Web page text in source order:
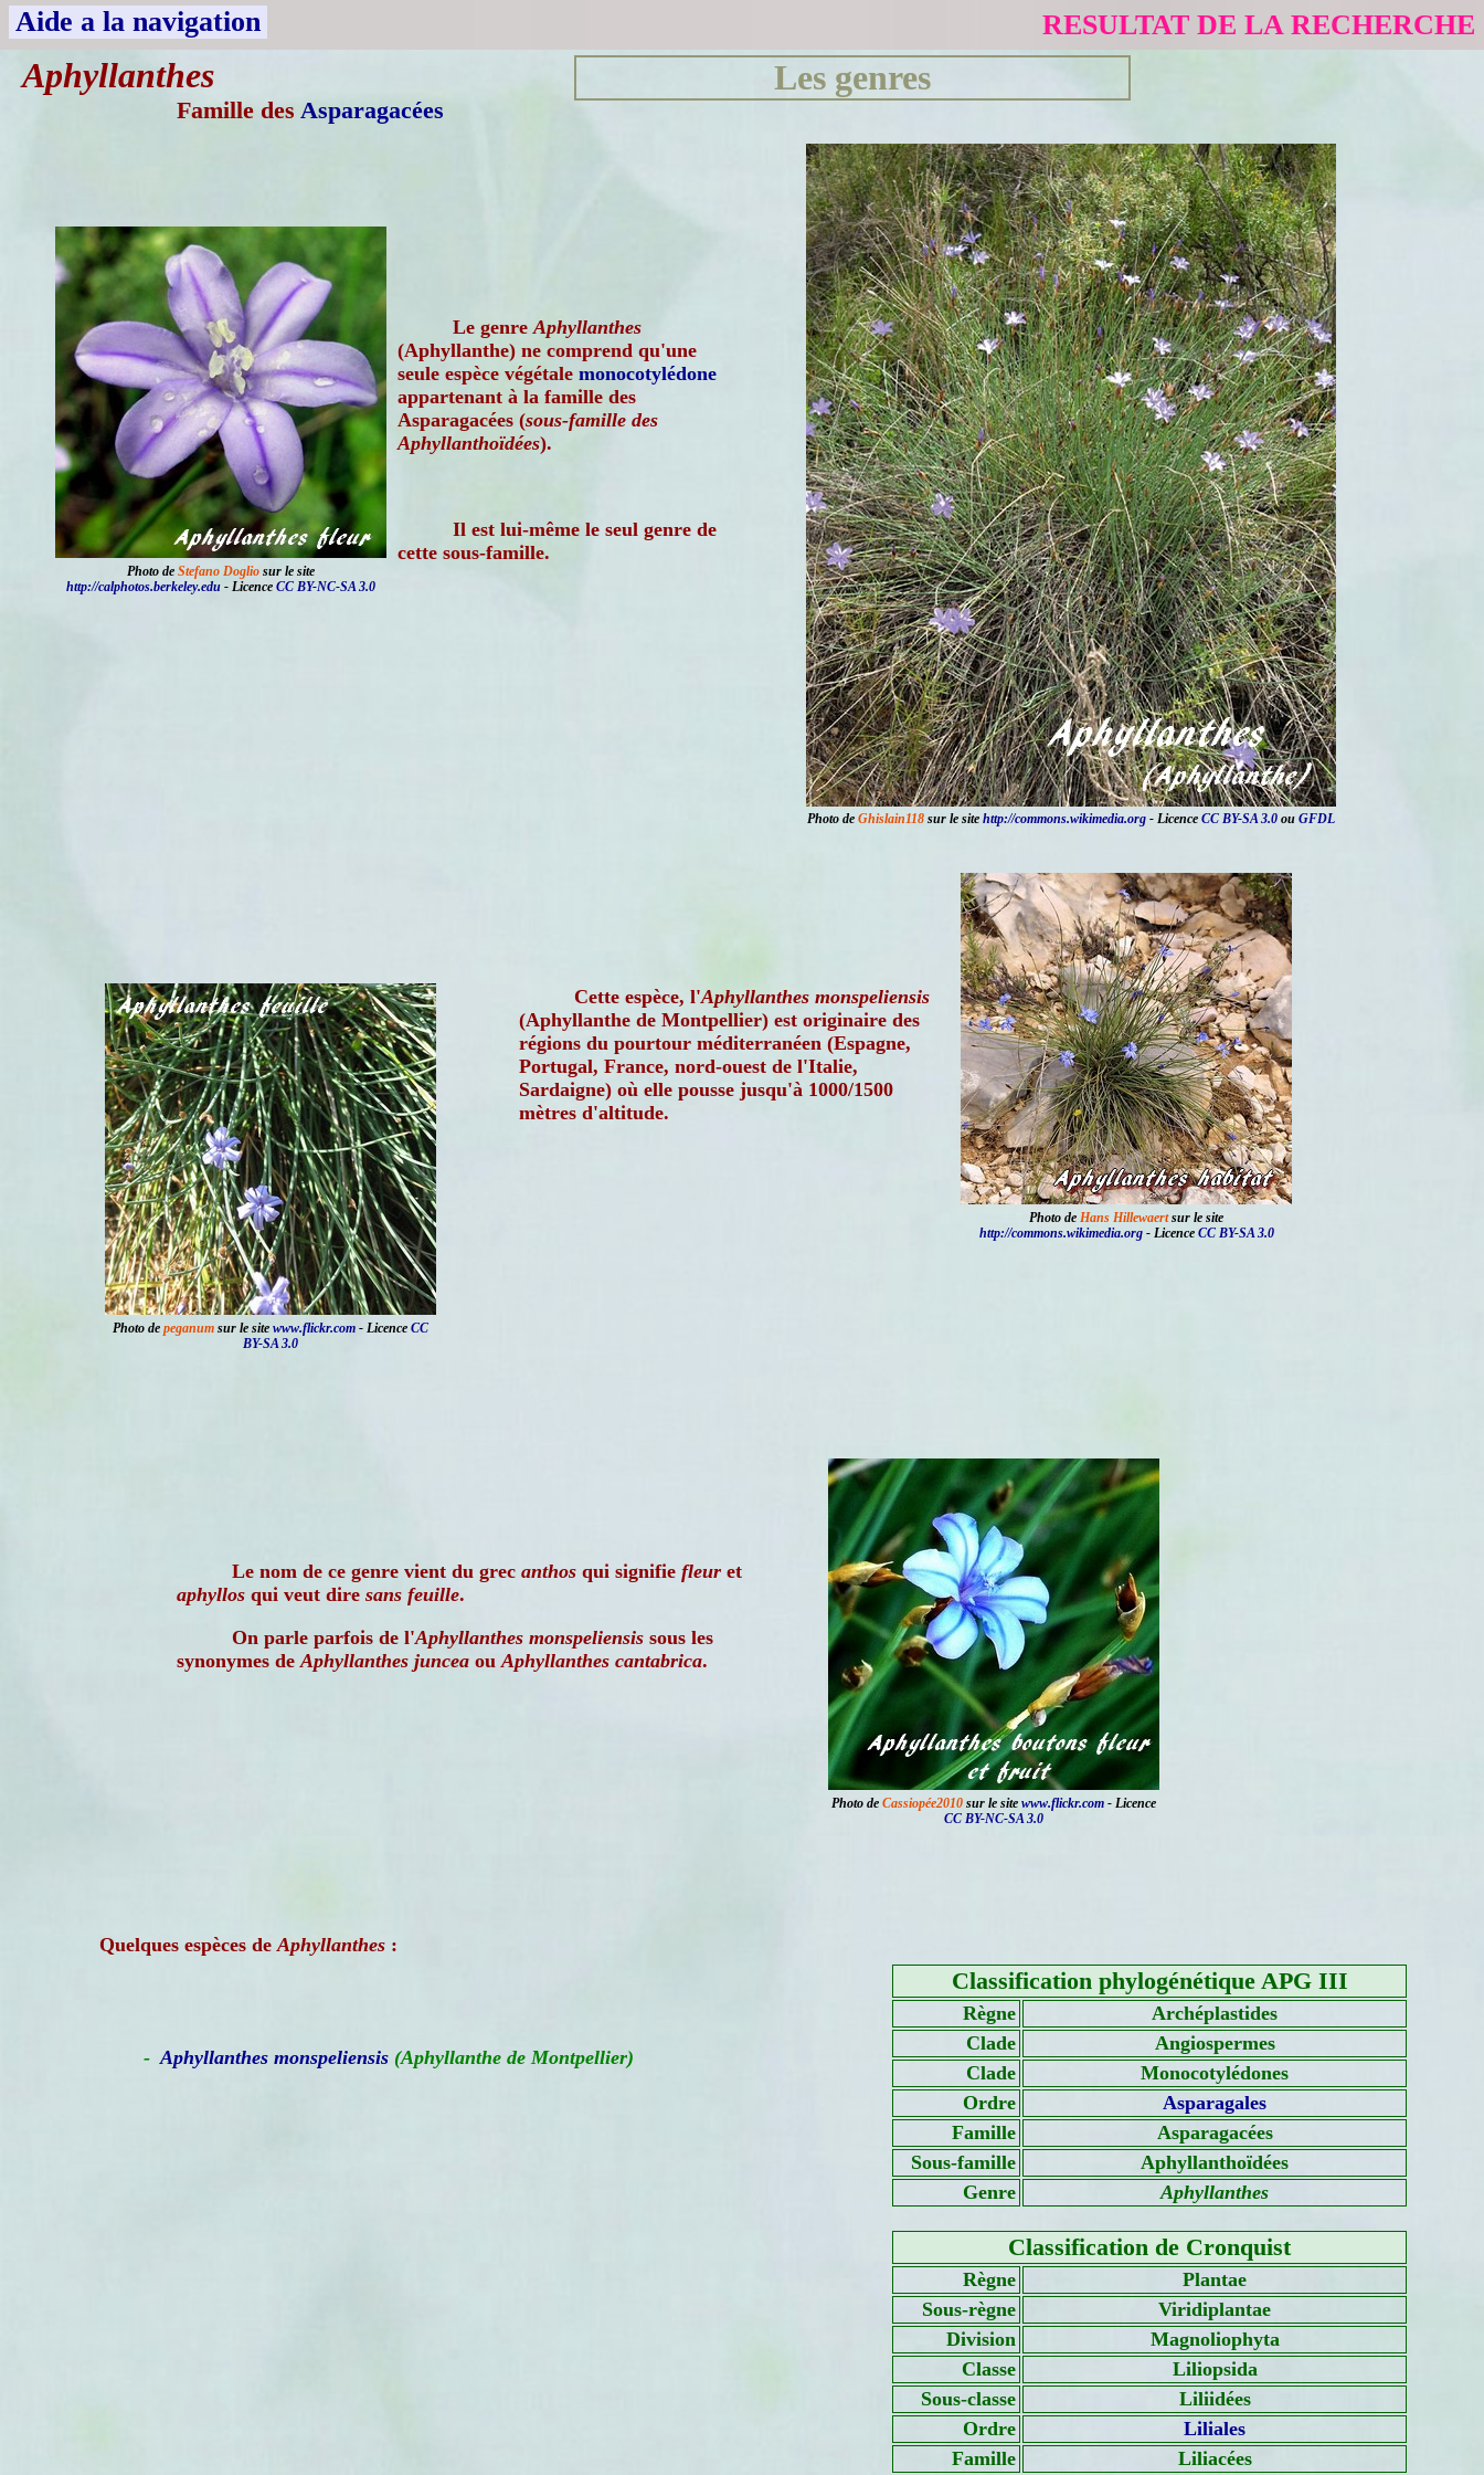
Aide a la navigation RESULTAT DE LA RECHERCHE
Aphyllanthes
Famille des Asparagacées
Les genres
Photo de Ghislain118 sur le site http://commons.wikimedia.org - Licence CC BY-SA 3.0 ou GFDL
Photo de Stefano Doglio sur le site
http://calphotos.berkeley.edu - Licence CC BY-NC-SA 3.0
Le genreAphyllanthes
(Aphyllanthe) ne comprend qu'une
seule espèce végétale monocotylédone
appartenant à la famille des
Asparagacées (sous-famille des
Aphyllanthoïdées).
Il est lui-même le seul genre de
cette sous-famille.
Photo de Hans Hillewaertsur le site
http://commons.wikimedia.org- Licence CC BY-SA 3.0
Cette espèce, l'Aphyllanthes monspeliensis
(Aphyllanthe de Montpellier) est originaire des
régions du pourtour méditerranéen (Espagne,
Portugal, France, nord-ouest de l'Italie,
Sardaigne) où elle pousse jusqu'à 1000/1500
mètres d'altitude.
Photo de peganum sur le site www.flickr.com - Licence CC
BY-SA 3.0
Photo de Cassiopée2010 sur le site www.flickr.com - Licence
CC BY-NC-SA 3.0
Le nom de ce genre vient du grec anthos qui signifie fleur et
aphyllos qui veut dire sans feuille.
On parle parfois de l'Aphyllanthes monspeliensis sous les
synonymes deAphyllanthes juncea ouAphyllanthes cantabrica.
Quelques espèces deAphyllanthes :
-Aphyllanthes monspeliensis (Aphyllanthe de Montpellier)
Classification phylogénétique APG III
Règne
Archéplastides
Clade
Angiospermes
Clade
Monocotylédones
Ordre
Asparagales
Famille
Asparagacées
Sous-famille
Aphyllanthoïdées
Genre
Aphyllanthes
Classification de Cronquist
Règne
Plantae
Sous-règne
Viridiplantae
Division
Magnoliophyta
Classe
Liliopsida
Sous-classe
Liliidées
Ordre
Liliales
Famille
Liliacées